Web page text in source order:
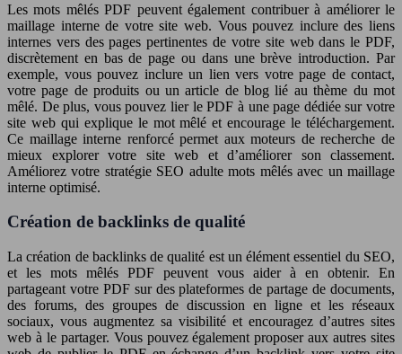
Les mots mêlés PDF peuvent également contribuer à améliorer le
maillage interne de votre site web. Vous pouvez inclure des liens
internes vers des pages pertinentes de votre site web dans le PDF,
discrètement en bas de page ou dans une brève introduction. Par
exemple, vous pouvez inclure un lien vers votre page de contact,
votre page de produits ou un article de blog lié au thème du mot
mêlé. De plus, vous pouvez lier le PDF à une page dédiée sur votre
site web qui explique le mot mêlé et encourage le téléchargement.
Ce maillage interne renforcé permet aux moteurs de recherche de
mieux explorer votre site web et d’améliorer son classement.
Améliorez votre stratégie SEO adulte mots mêlés avec un maillage
interne optimisé.
Création de backlinks de qualité
La création de backlinks de qualité est un élément essentiel du SEO,
et les mots mêlés PDF peuvent vous aider à en obtenir. En
partageant votre PDF sur des plateformes de partage de documents,
des forums, des groupes de discussion en ligne et les réseaux
sociaux, vous augmentez sa visibilité et encouragez d’autres sites
web à le partager. Vous pouvez également proposer aux autres sites